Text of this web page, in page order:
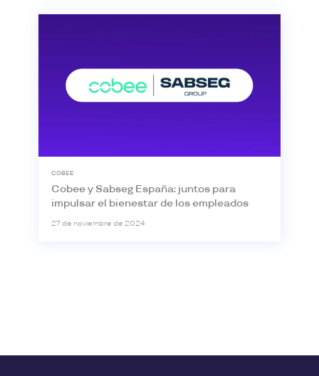
COBEE
Cobee y Sabseg España: juntos para
impulsar el bienestar de los empleados
27 de noviembre de 2024